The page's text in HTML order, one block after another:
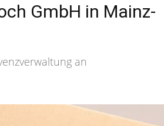
GmbH in Mainz-
an